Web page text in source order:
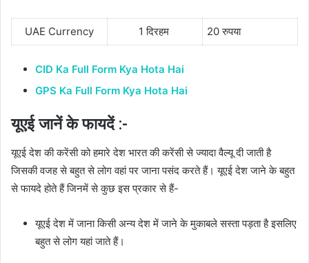
UAE Currency 1 दिरहम 20 रुपया
CID Ka Full Form Kya Hota Hai
GPS Ka Full Form Kya Hota Hai
यूएई जानें के फायदें :-
यूएई देश की करेंसी को हमारे देश भारत की करेंसी से ज्यादा वैल्यू दी जाती है
जिसकी वजह से बहुत से लोग वहां पर जाना पसंद करते हैं। यूएई देश जाने के बहुत
से फायदे होते हैं जिनमें से कुछ इस प्रकार से हैं-
यूएई देश में जाना किसी अन्य देश में जाने के मुकाबले सस्ता पड़ता है इसलिए
बहुत से लोग यहां जाते हैं।